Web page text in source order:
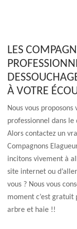
LES
À VOTRE
Nous vous
professionnel dans
Alors contactez un
Compagnons
incitons vivement à
site internet ou
vous ? Nous vous
moment c’est gratuit
arbre et haie !!